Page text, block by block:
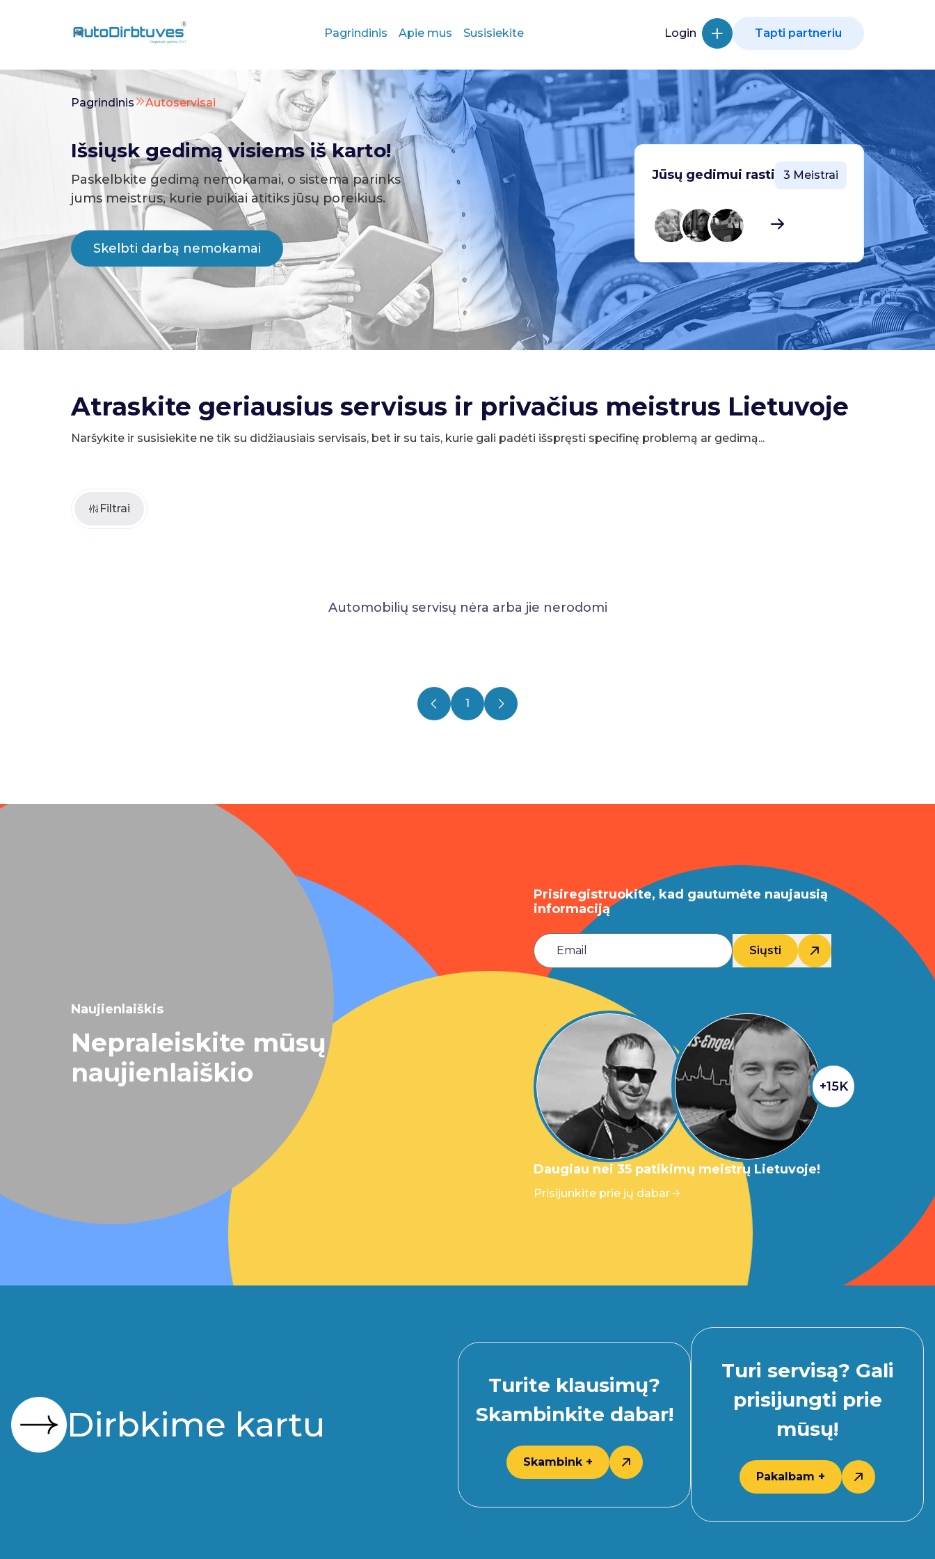
Pagrindinis Apie mus Susisiekite Login Tapti partneriu
Pagrindinis Autoservisai
Išsiųsk gedimą visiems iš karto!
Paskelbkite gedimą nemokamai, o sistema parinks
jums meistrus, kurie puikiai atitiks jūsų poreikius.
Skelbti darbą nemokamai
Jūsų gedimui rasti 3 Meistrai
Atraskite geriausius servisus ir privačius meistrus Lietuvoje
Naršykite ir susisiekite ne tik su didžiausiais servisais, bet ir su tais, kurie gali padėti išspręsti specifinę problemą ar gedimą...
Filtrai
Automobilių servisų nėra arba jie nerodomi
1
Naujienlaiškis
Nepraleiskite mūsų
naujienlaiškio
Prisiregistruokite, kad gautumėte naujausią
informaciją
Siųsti
+15K
Daugiau nei 35 patikimų meistrų Lietuvoje!
Prisijunkite prie jų dabar
Dirbkime kartu
Turite klausimų?
Skambinkite dabar!
Skambink +
Turi servisą? Gali
prisijungti prie
mūsų!
Pakalbam +